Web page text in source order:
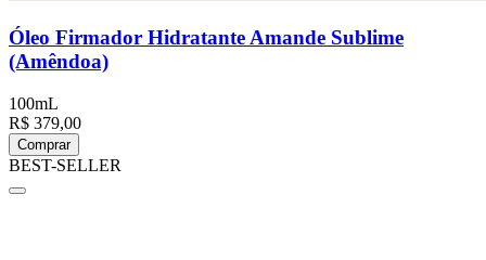
Óleo Firmador Hidratante Amande Sublime
(Amêndoa)
100mL
R$ 379,00
Comprar
BEST-SELLER